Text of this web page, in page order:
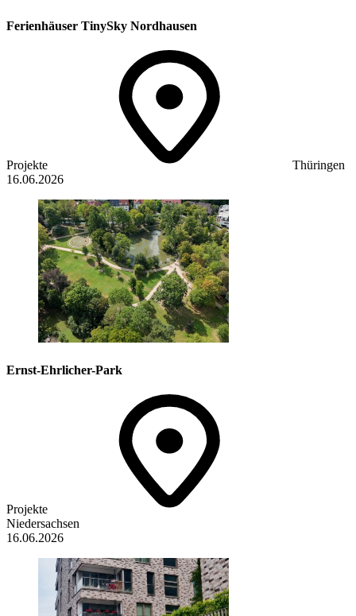
Ferienhäuser TinySky Nordhausen
Projekte
Thüringen
16.06.2026
Ernst-Ehrlicher-Park
Projekte
Niedersachsen
16.06.2026